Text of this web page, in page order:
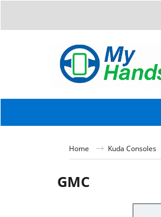
Home Kuda Consoles
GMC